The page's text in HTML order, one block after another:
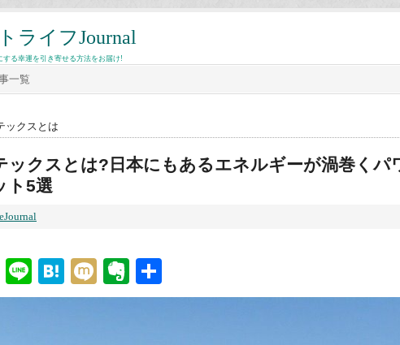
ライフJournal
する幸運を引き寄せる方法をお届け!
一覧
ックスとは
ックスとは?日本にもあるエネルギーが渦巻くパ
ト5選
Facebook
LineHatenaMixiEvernote
有